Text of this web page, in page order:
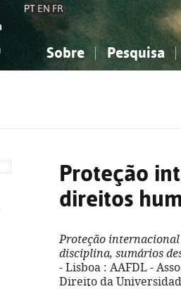
PT EN FR
Sobre Pesquisa
Proteção
direitos
Proteção
disciplina, sumários
- Lisboa : AAFDL -
Direito da